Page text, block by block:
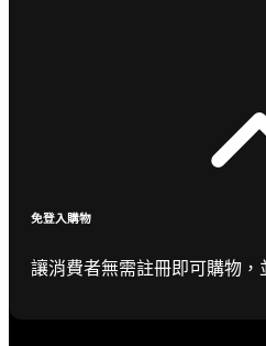
免登入購物
讓消費者無需註冊即可購物，